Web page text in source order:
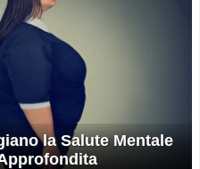
la Salute Mentale